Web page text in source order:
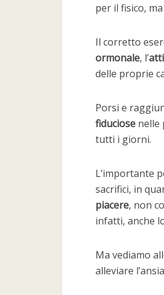
per il fisico,
Il corretto
ormonale, l’
delle proprie
Porsi e
fiduciose nelle
tutti i giorni.
L’importante
sacrifici, in
piacere, non
infatti, anche
Ma vediamo
alleviare